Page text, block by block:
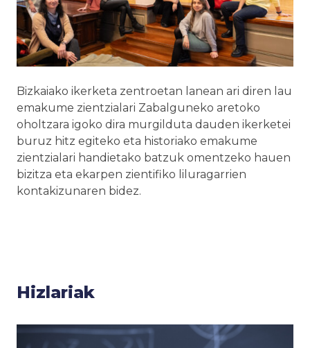
Bizkaiako ikerketa zentroetan lanean ari diren lau
emakume zientzialari Zabalguneko aretoko
oholtzara igoko dira murgilduta dauden ikerketei
buruz hitz egiteko eta historiako emakume
zientzialari handietako batzuk omentzeko hauen
bizitza eta ekarpen zientifiko liluragarrien
kontakizunaren bidez.
Hizlariak